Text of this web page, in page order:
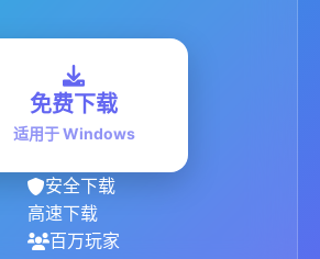
免费下载
适用于 Windows
安全下载
高速下载
百万玩家